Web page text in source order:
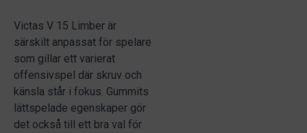
Victas V 15 Limber är
särskilt anpassat för spelare
som gillar ett varierat
offensivspel där skruv och
känsla står i fokus. Gummits
lättspelade egenskaper gör
det också till ett bra val för